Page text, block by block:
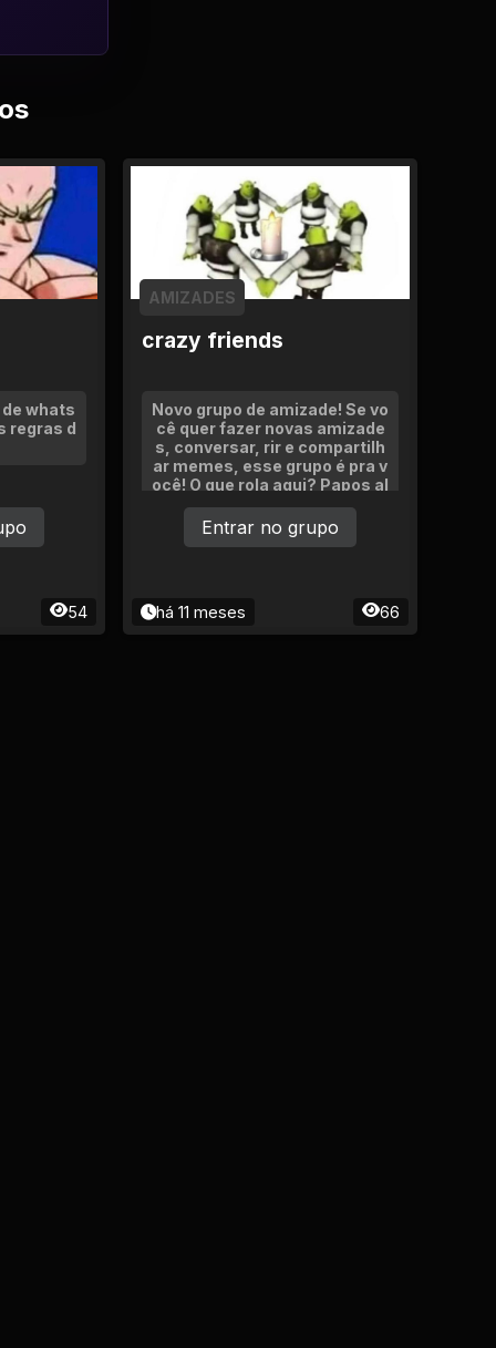
whats
regras d
54
crazy friends
AMIZADES
Novo grupo de amizade! Se vo
cê quer fazer novas amizade
s, conversar, rir e compartilh
ar memes, esse grupo é pra v
ocê! O que rola aqui? Papos al
eatórios e vibes boas Memes,
trends e fofocas
há 11 meses 66
Entrar no grupo